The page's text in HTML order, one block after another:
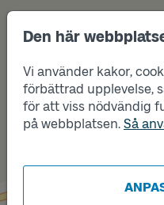
Den här
Vi använder kakor,
förbättrad upplevelse,
för att viss nödvändig
på webbplatsen. Så